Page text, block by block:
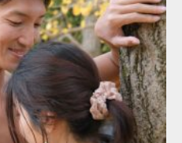
2021.07.8
AKIHITO(細マッチョ) 大胸筋 肩 腹
筋